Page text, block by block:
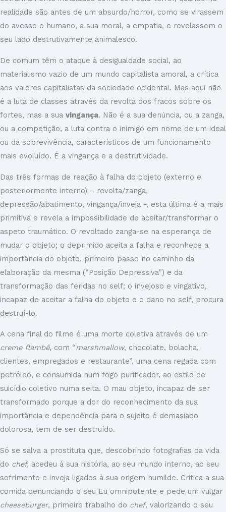
realidade são antes de um absurdo/horror, como se virassem
do avesso o humano, a sua moral, a empatia, e revelassem o
seu lado destrutivamente animalesco.
De comum têm o ataque à desigualdade social, ao
materialismo vazio de um mundo capitalista amoral, a crítica
aos valores capitalistas da sociedade ocidental. Mas aqui não
é a luta de classes através da revolta dos fracos sobre os
fortes, mas a sua vingança. Não é a sua denúncia, ou a zanga,
ou a competição, a luta contra o inimigo em nome de um ideal
ou da sobrevivência, característicos de um funcionamento
mais evoluído. É a vingança e a destrutividade.
Das três formas de reação à falha do objeto (externo e
posteriormente interno) – revolta/zanga,
depressão/abatimento, vingança/inveja -, esta última é a mais
primitiva e revela a impossibilidade de aceitar/transformar o
aspeto traumático. O revoltado zanga-se na esperança de
mudar o objeto; o deprimido aceita a falha e reconhece a
importância do objeto, primeiro passo no caminho da
elaboração da mesma (“Posição Depressiva”) e da
transformação das feridas no self; o invejoso e vingativo,
incapaz de aceitar a falha do objeto e o dano no self, procura
destruí-lo.
A cena final do filme é uma morte coletiva através de um
creme flambê, com “marshmallow, chocolate, bolacha,
clientes, empregados e restaurante”, uma cena regada com
petróleo, e consumida num fogo purificador, ao estilo de
suicídio coletivo numa seita. O mau objeto, incapaz de ser
transformado porque a dor do reconhecimento da sua
importância e dependência para o sujeito é demasiado
dolorosa, tem de ser destruído.
Só se salva a prostituta que, descobrindo fotografias da vida
do chef, acedeu à sua história, ao seu mundo interno, ao seu
sofrimento e inveja ligados à sua origem humilde. Critica a sua
comida denunciando o seu Eu omnipotente e pede um vulgar
cheeseburger, primeiro trabalho do chef, valorizando o seu